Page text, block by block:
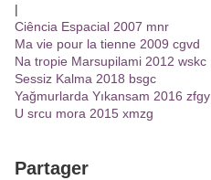
|
Ciência Espacial 2007 mnr
Ma vie pour la tienne 2009 cgvd
Na tropie Marsupilami 2012 wskc
Sessiz Kalma 2018 bsgc
Yağmurlarda Yıkansam 2016 zfgy
U srcu mora 2015 xmzg
Partager